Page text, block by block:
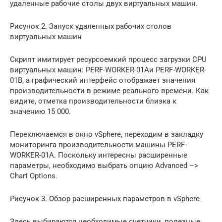
удаленные рабочие столы двух виртуальных машин.
Рисунок 2. Запуск удаленных рабочих столов
виртуальных машин
Скрипт имитирует ресурсоемкий процесс загрузки CPU
виртуальных машин: PERF-WORKER-01Aи PERF-WORKER-
01B, а графический интерфейс отображает значения
производительности в режиме реального времени. Как
видите, отметка производительности близка к
значению 15 000.
Переключаемся в окно vSphere, переходим в закладку
мониторинга производительности машины PERF-
WORKER-01A. Поскольку интересны расширенные
параметры, необходимо выбрать опцию Advanced –>
Chart Options.
Рисунок 3. Обзор расширенных параметров в vSphere